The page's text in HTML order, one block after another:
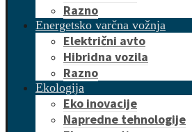
Razno
Energetsko varčna vožnja
Električni avto
Hibridna vozila
Razno
Ekologija
Eko inovacije
Napredne tehnologije